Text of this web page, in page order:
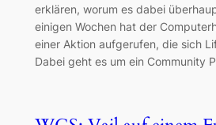
erklären, worum es dabei
einigen Wochen hat der
einer Aktion aufgerufen, die sich
Dabei geht es um ein Community